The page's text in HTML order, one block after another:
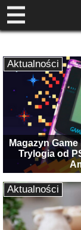
Magazyn
Trylogia od
Aktualności
Aktualności